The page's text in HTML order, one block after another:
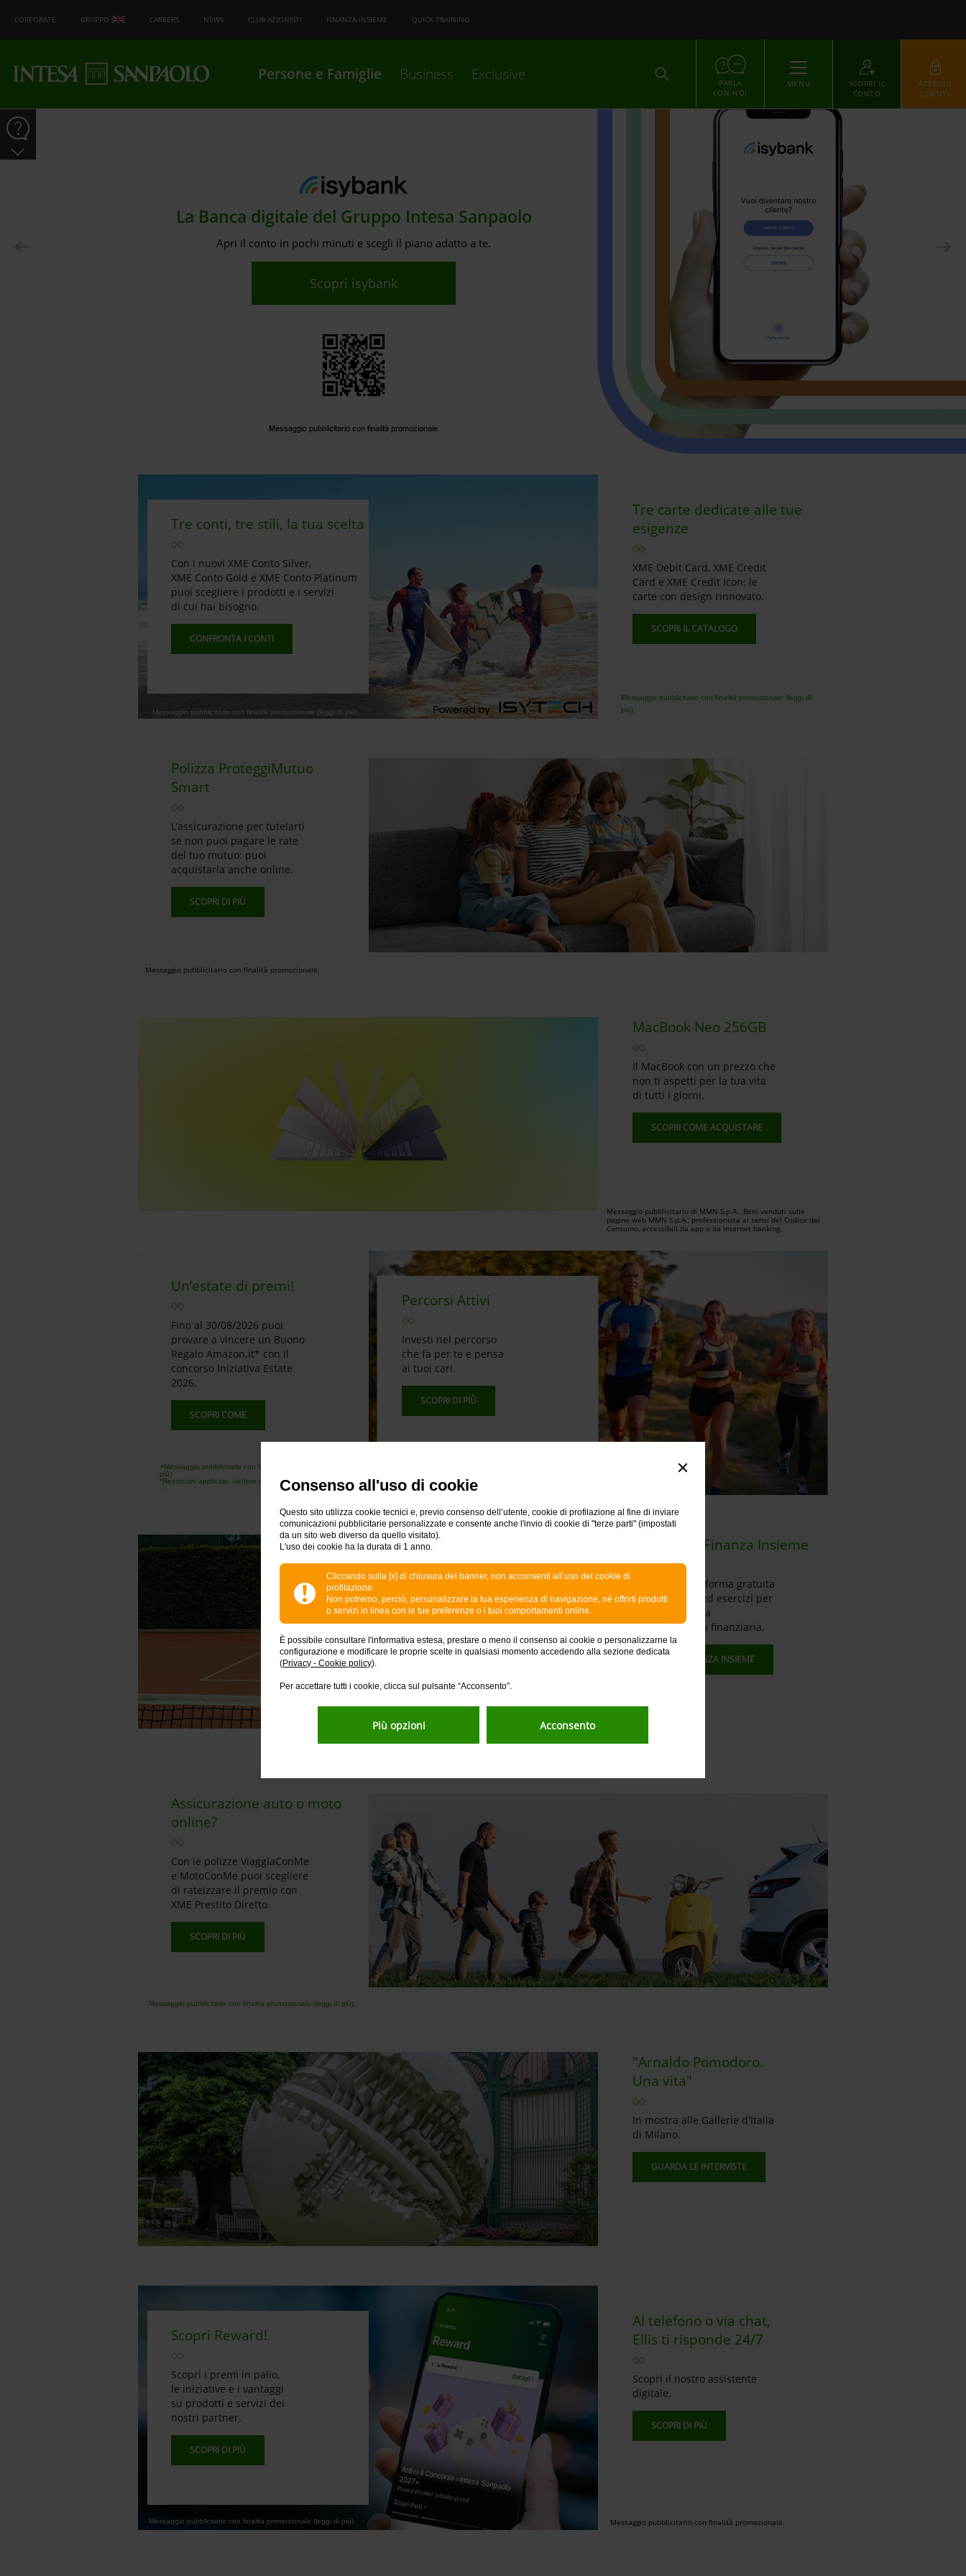
Consenso all'uso di cookie
Questo sito utilizza cookie tecnici e, previo consenso dell’utente, cookie di profilazione al fine di inviare
comunicazioni pubblicitarie personalizzate e consente anche l'invio di cookie di "terze parti" (impostati
da un sito web diverso da quello visitato).
L'uso dei cookie ha la durata di 1 anno.
Cliccando sulla [x] di chiusura del banner, non acconsenti all’uso dei cookie di
profilazione.
Non potremo, perciò, personalizzare la tua esperienza di navigazione, né offrirti prodotti
o servizi in linea con le tue preferenze o i tuoi comportamenti online.
È possibile consultare l'informativa estesa, prestare o meno il consenso ai cookie o personalizzarne la
configurazione e modificare le proprie scelte in qualsiasi momento accedendo alla sezione dedicata
(Privacy - Cookie policy).
Per accettare tutti i cookie, clicca sul pulsante “Acconsento”.
Più opzioni Acconsento
CORPORATE GRUPPO CAREERS NEWS CLUB AZIONISTI FINANZA INSIEME QUICK TRAINING
Persone e Famiglie Business Exclusive ACCEDI
PARLA
CON NOI
MENU
SCOPRI IL
CONTO
ACCESSO
CLIENTI
La Banca digitale del Gruppo Intesa Sanpaolo
Apri il conto in pochi minuti e scegli il piano adatto a te.
Scopri isybank
Tre conti, tre stili, la tua scelta
Con i nuovi XME Conto Silver,
XME Conto Gold e XME Conto Platinum
puoi scegliere i prodotti e i servizi
di cui hai bisogno.
CONFRONTA I CONTI
Messaggio pubblicitario con finalità promozionale (leggi di più).
Tre carte dedicate alle tue
esigenze
XME Debit Card, XME Credit
Card e XME Credit Icon: le
carte con design rinnovato.
SCOPRI IL CATALOGO
Messaggio pubblicitario con finalità promozionale (leggi di
più)
Polizza ProteggiMutuo
Smart
L’assicurazione per tutelarti
se non puoi pagare le rate
del tuo mutuo: puoi
acquistarla anche online.
SCOPRI DI PIÙ
Messaggio pubblicitario con finalità promozionale.
MacBook Neo 256GB
Il MacBook con un prezzo che
non ti aspetti per la tua vita
di tutti i giorni.
SCOPRI COME ACQUISTARE
Messaggio pubblicitario di MMN S.p.A.. Beni venduti sulle
pagine web MMN S.p.A., professionista ai sensi del Codice del
Consumo, accessibili da app o da internet banking.
Un’estate di premi!
Fino al 30/08/2026 puoi
provare a vincere un Buono
Regalo Amazon.it* con il
concorso Iniziativa Estate
2026.
SCOPRI COME
>Messaggio pubblicitario con finalità promozionale (Leggi di
più).
*Restrizioni applicate. Vedere dettagli su: amazon.it/gc-legal
Percorsi Attivi
Investi nel percorso
che fa per te e pensa
ai tuoi cari.
SCOPRI DI PIÙ
Messaggio pubblicitario con finalità promozionale.
Allenati su Finanza Insieme
Scopri la piattaforma gratuita
con contenuti ed esercizi per
rafforzare la tua
consapevolezza finanziaria.
SCOPRI FINANZA INSIEME
Assicurazione auto o moto
online?
Con le polizze ViaggiaConMe
e MotoConMe puoi scegliere
di rateizzare il premio con
XME Prestito Diretto.
SCOPRI DI PIÙ
Messaggio pubblicitario con finalità promozionale (leggi di più).
"Arnaldo Pomodoro.
Una vita"
In mostra alle Gallerie d'Italia
di Milano.
GUARDA LE INTERVISTE
Scopri Reward!
Scopri i premi in palio,
le iniziative e i vantaggi
su prodotti e servizi dei
nostri partner.
SCOPRI DI PIÙ
Messaggio pubblicitario con finalità promozionale (leggi di più).
Al telefono o via chat,
Ellis ti risponde 24/7
Scopri il nostro assistente
digitale.
SCOPRI DI PIÙ
Messaggio pubblicitario con finalità promozionale.